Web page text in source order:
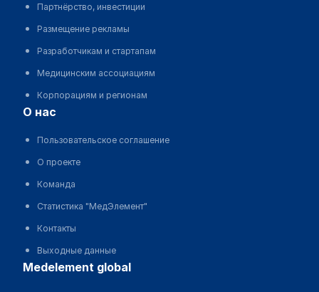
Партнёрство, инвестиции
Размещение рекламы
Разработчикам и стартапам
Медицинским ассоциациям
Корпорациям и регионам
о нас
Пользовательское соглашение
О проекте
Команда
Статистика "МедЭлемент"
Контакты
Выходные данные
medelement global